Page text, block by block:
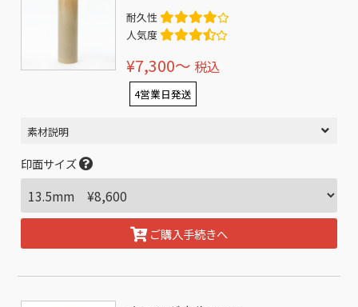
耐久性
人気度
¥7,300〜 税込
4営業日発送
素材説明
印面サイズ
ご購入手続きへ